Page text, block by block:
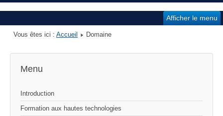
Afficher le menu
Vous êtes ici : Accueil Domaine
Menu
Introduction
Formation aux hautes technologies